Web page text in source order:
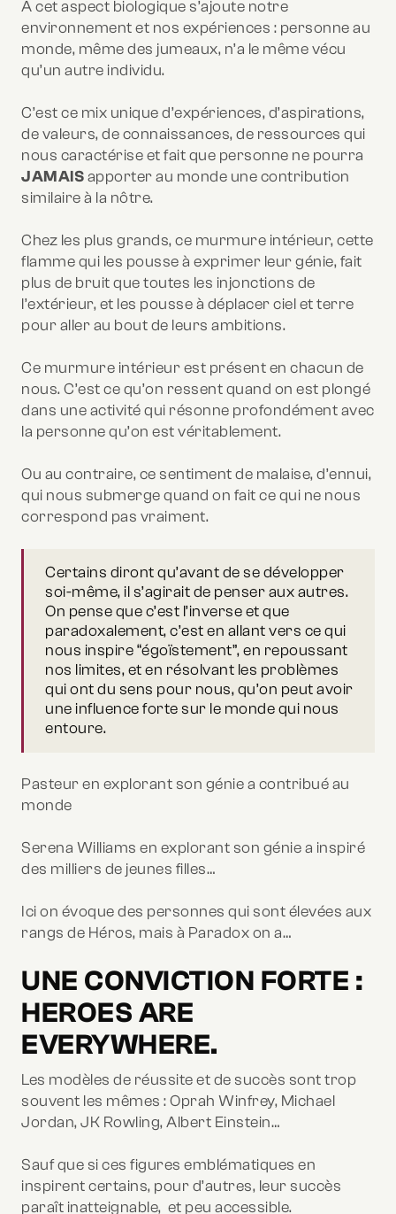
À cet aspect biologique s’ajoute notre
environnement et nos expériences : personne au
monde, même des jumeaux, n’a le même vécu
qu’un autre individu.
C’est ce mix unique d’expériences, d’aspirations,
de valeurs, de connaissances, de ressources qui
nous caractérise et fait que personne ne pourra
JAMAISapporter au monde une contribution
similaire à la nôtre.
Chez les plus grands, ce murmure intérieur, cette
flamme qui les pousse à exprimer leur génie, fait
plus de bruit que toutes les injonctions de
l’extérieur, et les pousse à déplacer ciel et terre
pour aller au bout de leurs ambitions.
Ce murmure intérieur est présent en chacun de
nous. C’est ce qu’on ressent quand on est plongé
dans une activité qui résonne profondément avec
la personne qu’on est véritablement.
Ou au contraire, ce sentiment de malaise, d’ennui,
qui nous submerge quand on fait ce qui ne nous
correspond pas vraiment.
Certains diront qu’avant de se développer
soi-même, il s’agirait de penser aux autres.
On pense que c’est l’inverse et que
paradoxalement, c’est en allant vers ce qui
nous inspire “égoïstement”, en repoussant
nos limites, et en résolvant les problèmes
qui ont du sens pour nous, qu’on peut avoir
une influence forte sur le monde qui nous
entoure.
Pasteur en explorant son génie a contribué au
monde
Serena Williams en explorant son génie a inspiré
des milliers de jeunes filles…
Ici on évoque des personnes qui sont élevées aux
rangs de Héros, mais à Paradox on a…
UNE CONVICTION FORTE :
HEROES ARE
EVERYWHERE.
Les modèles de réussite et de succès sont trop
souvent les mêmes : Oprah Winfrey, Michael
Jordan, JK Rowling, Albert Einstein…
Sauf que si ces figures emblématiques en
inspirent certains, pour d’autres, leur succès
paraît inatteignable, et peu accessible.